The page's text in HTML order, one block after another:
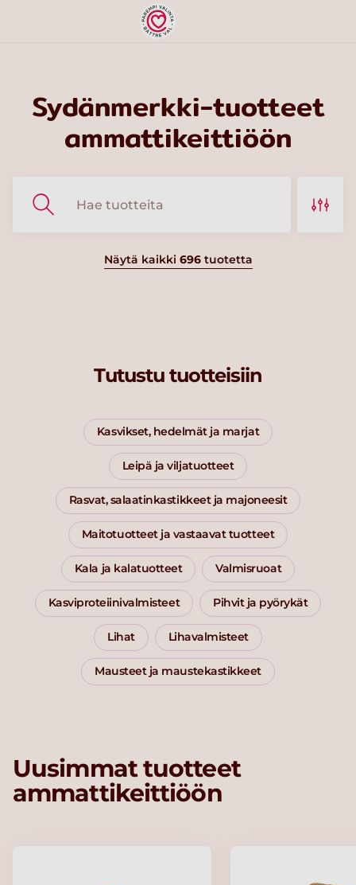
Sydänmerkki-tuotteet
ammattikeittiöön
Näytä kaikki 696tuotetta
Tutustu tuotteisiin
Kasvikset, hedelmät ja marjat
Leipä ja viljatuotteet
Rasvat, salaatinkastikkeet ja majoneesit
Maitotuotteet ja vastaavat tuotteet
Kala ja kalatuotteet Valmisruoat
Kasviproteiinivalmisteet Pihvit ja pyörykät
Lihat Lihavalmisteet
Mausteet ja maustekastikkeet
Uusimmat tuotteet
ammattikeittiöön